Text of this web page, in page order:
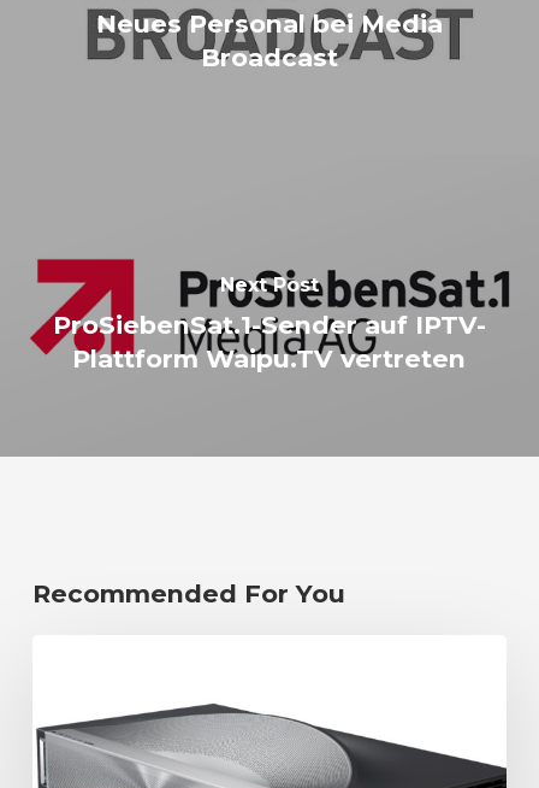
Neues Personal bei Media
Broadcast
Next Post
ProSiebenSat.1-Sender auf IPTV-
Plattform Waipu.TV vertreten
Recommended For You